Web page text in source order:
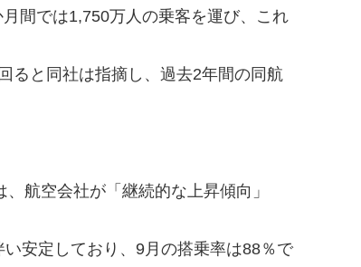
間では1,750万人の乗客を運び、これ
ると同社は指摘し、過去2年間の同航
航空会社が「継続的な上昇傾向」
安定しており、9月の搭乗率は88％で